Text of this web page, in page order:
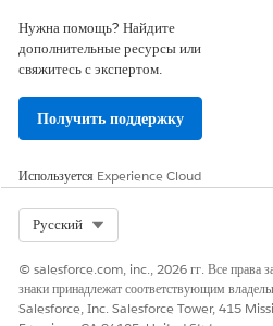
Нужна помощь? Найдите
дополнительные ресурсы или
свяжитесь с экспертом.
Получить поддержку
Используется Experience Cloud
Русский
© salesforce.com, inc., 2026 гг. Все права
знаки принадлежат соответствующим
Salesforce, Inc. Salesforce Tower, 415